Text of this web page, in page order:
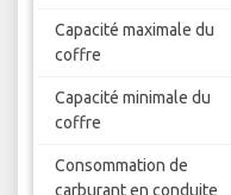
Capacité maximale du
coffre
Capacité minimale du
coffre
Consommation de
carburant en conduite